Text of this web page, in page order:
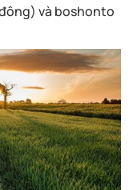
và boshonto